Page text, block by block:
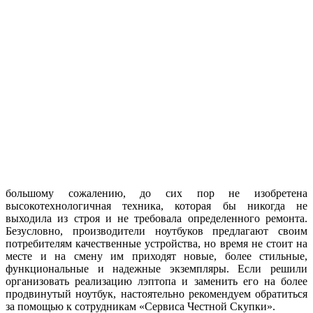
большому сожалению, до сих пор не изобретена
высокотехнологичная техника, которая бы никогда не
выходила из строя и не требовала определенного ремонта.
Безусловно, производители ноутбуков предлагают своим
потребителям качественные устройства, но время не стоит на
месте и на смену им приходят новые, более стильные,
функциональные и надежные экземпляры. Если решили
организовать реализацию лэптопа и заменить его на более
продвинутый ноутбук, настоятельно рекомендуем обратиться
за помощью к сотрудникам «Сервиса Честной Скупки».